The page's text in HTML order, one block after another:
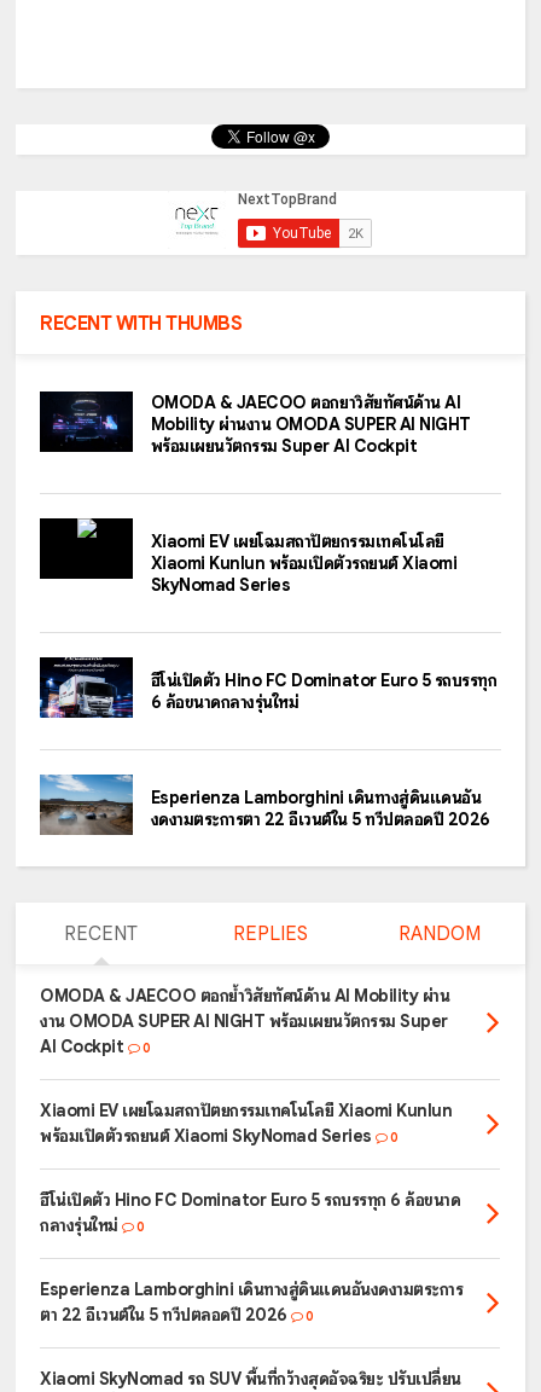
RECENT WITH THUMBS
OMODA & JAECOO ตอกย้ำวิสัยทัศน์ด้าน AI
Mobility ผ่านงาน OMODA SUPER AI NIGHT
พร้อมเผยนวัตกรรม Super AI Cockpit
Xiaomi EV เผยโฉมสถาปัตยกรรมเทคโนโลยี
Xiaomi Kunlun พร้อมเปิดตัวรถยนต์ Xiaomi
SkyNomad Series
ฮีโน่เปิดตัว Hino FC Dominator Euro 5 รถบรรทุก
6 ล้อขนาดกลางรุ่นใหม่
Esperienza Lamborghini เดินทางสู่ดินแดนอัน
งดงามตระการตา 22 อีเวนต์ใน 5 ทวีปตลอดปี 2026
RECENT REPLIES RANDOM
OMODA & JAECOO ตอกย้ำวิสัยทัศน์ด้าน AI Mobility ผ่าน
งาน OMODA SUPER AI NIGHT พร้อมเผยนวัตกรรม Super
AI Cockpit
0
Xiaomi EV เผยโฉมสถาปัตยกรรมเทคโนโลยี Xiaomi Kunlun
พร้อมเปิดตัวรถยนต์ Xiaomi SkyNomad Series
0
ฮีโน่เปิดตัว Hino FC Dominator Euro 5 รถบรรทุก 6 ล้อขนาด
กลางรุ่นใหม่
0
Esperienza Lamborghini เดินทางสู่ดินแดนอันงดงามตระการ
ตา 22 อีเวนต์ใน 5 ทวีปตลอดปี 2026
0
Xiaomi SkyNomad รถ SUV พื้นที่กว้างสุดอัจฉริยะ ปรับเปลี่ยน